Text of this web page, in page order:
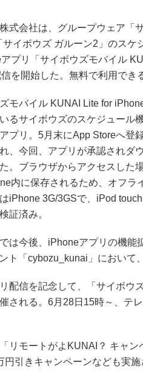
式会社は、グループウェア「
サイボウズ ガルーン2」のスケ
プリ「サイボウズモバイル
を開始した。無料で利用でき
モバイル KUNAI Lite for
るサイボウズのスケジュール
プリ。5月末にApp Storeへ登
、今回、アプリが承認されダ
。ブラウザからアクセスした
内に保存されるため、オフラ
iPhone 3G/3GSで、iPod
証済み。
は今後、iPhoneアプリの機能
ト「cybozu_kunai」において
配信を記念して、「サイボウ
される。6月28日15時～、テ
リモートがよKUNAI？ キャン
円引きキャンペーンなども実施